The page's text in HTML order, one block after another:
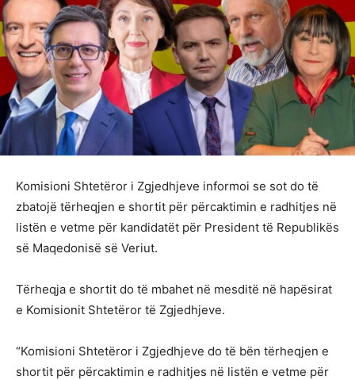
Komisioni Shtetëror i Zgjedhjeve informoi se sot do të
zbatojë tërheqjen e shortit për përcaktimin e radhitjes në
listën e vetme për kandidatët për President të Republikës
së Maqedonisë së Veriut.
Tërheqja e shortit do të mbahet në mesditë në hapësirat
e Komisionit Shtetëror të Zgjedhjeve.
“Komisioni Shtetëror i Zgjedhjeve do të bën tërheqjen e
shortit për përcaktimin e radhitjes në listën e vetme për